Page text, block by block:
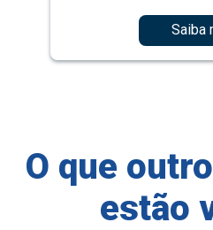
Saiba
O que
estão